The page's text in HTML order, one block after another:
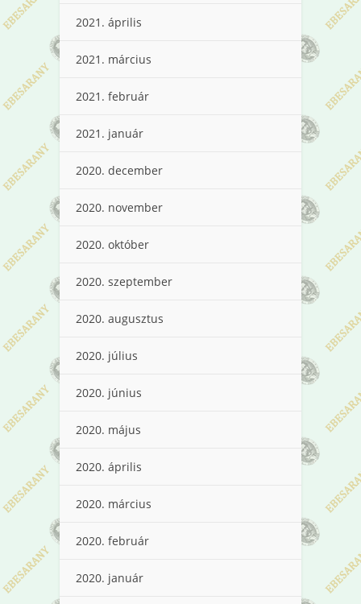
2021. április
2021. március
2021. február
2021. január
2020. december
2020. november
2020. október
2020. szeptember
2020. augusztus
2020. július
2020. június
2020. május
2020. április
2020. március
2020. február
2020. január